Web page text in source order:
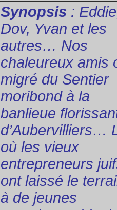
Synopsis :
Dov, Yvan et les
autres… Nos
chaleureux amis
migré du Sentier
moribond à la
banlieue
d’Aubervilliers…
où les vieux
entrepreneurs
ont laissé le
à de jeunes